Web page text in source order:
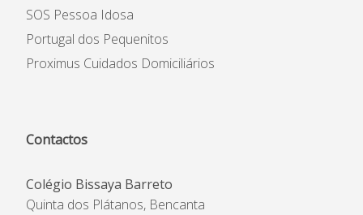
SOS Pessoa Idosa
Portugal dos Pequenitos
Proximus Cuidados Domiciliários
Contactos
Colégio Bissaya Barreto
Quinta dos Plátanos, Bencanta